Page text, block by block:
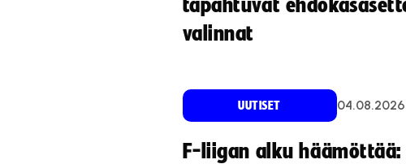
tapahtuvat
valinnat
UUTISET 04.08.2026
F-liigan alku häämöttää: